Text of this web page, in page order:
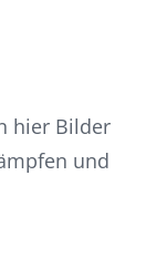
hier Bilder
und